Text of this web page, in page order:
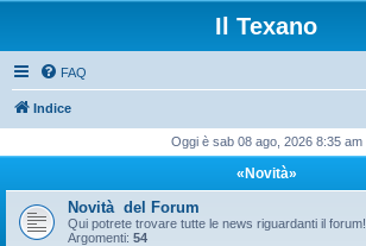
Il Texano
FAQ
Indice
Oggi è sab 08 ago, 2026 8:35 am
«Novità»
Novità del Forum
Qui potrete trovare tutte le news riguardanti il forum!
Argomenti: 54